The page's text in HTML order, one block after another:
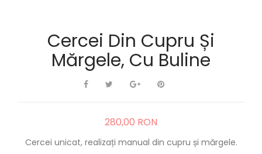
Cercei Din Cupru Și
Mărgele, Cu Buline
280,00 RON
Cercei unicat, realizați manual din cupru și mărgele.